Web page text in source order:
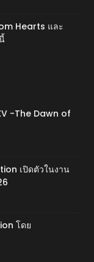
Hearts และ
-The Dawn of
เปิดตัวในงาน
โดย